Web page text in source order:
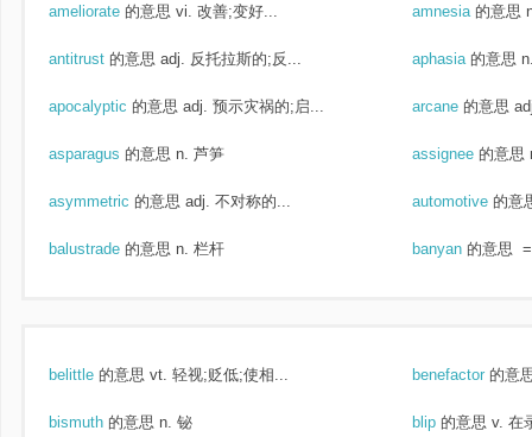
ameliorate 的意思 vi. 改善;变好... amnesia 的意思
antitrust 的意思 adj. 反托拉斯的;反... aphasia 的意思
apocalyptic 的意思 adj. 预示灾祸的;启... arcane 的意思
asparagus 的意思 n. 芦笋 assignee 的意思
asymmetric 的意思 adj. 不对称的... automotive 的意
balustrade 的意思 n. 栏杆 banyan 的意思
belittle 的意思 vt. 轻视;贬低;使相... benefactor 的意
bismuth 的意思 n. 铋 blip 的意思 v. 在